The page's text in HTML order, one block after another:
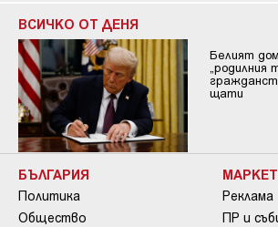
ВСИЧКО ОТ ДЕНЯ
Белият
„родилния
щати
БЪЛГАРИЯ
Политика
Общество
Реклама
ПР и